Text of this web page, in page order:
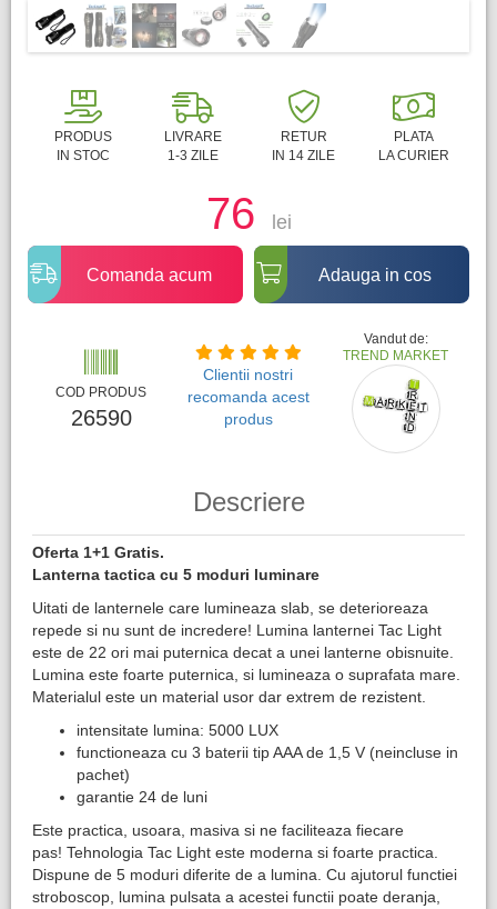
PRODUS
IN STOC
LIVRARE
1-3 ZILE
RETUR
IN 14 ZILE
PLATA
LA CURIER
76 lei
Comanda acum Adauga in cos
COD PRODUS
26590
Clientii nostri
recomanda acest
produs
Vandut de:
TREND MARKET
Descriere
Oferta 1+1 Gratis.
Lanterna tactica cu 5 moduri luminare
Uitati de lanternele care lumineaza slab, se deterioreaza
repede si nu sunt de incredere! Lumina lanternei Tac Light
este de 22 ori mai puternica decat a unei lanterne obisnuite.
Lumina este foarte puternica, si lumineaza o suprafata mare.
Materialul este un material usor dar extrem de rezistent.
intensitate lumina: 5000 LUX
functioneaza cu 3 baterii tip AAA de 1,5 V (neincluse in
pachet)
garantie 24 de luni
Este practica, usoara, masiva si ne faciliteaza fiecare
pas! Tehnologia Tac Light este moderna si foarte practica.
Dispune de 5 moduri diferite de a lumina. Cu ajutorul functiei
stroboscop, lumina pulsata a acestei functii poate deranja,